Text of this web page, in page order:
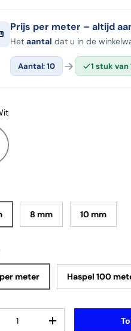
Prijs per meter – altijd
Hetaantal dat u in de
Aantal: 10 1 stuk
8 mm 10 mm
meter Haspel 100
de hoeveelheidVerhoog de